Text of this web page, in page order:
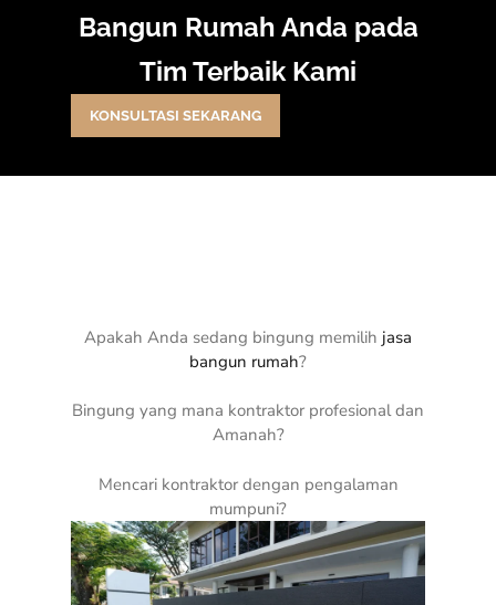
Bangun Rumah Anda pada
Tim Terbaik Kami
KONSULTASI SEKARANG
Apakah Anda sedang bingung memilih jasa
bangun rumah?
Bingung yang mana kontraktor profesional dan
Amanah?
Mencari kontraktor dengan pengalaman
mumpuni?